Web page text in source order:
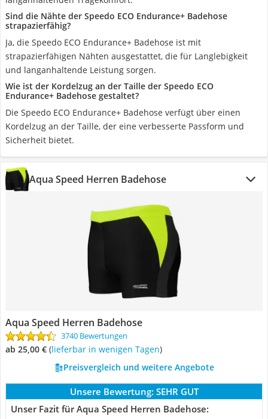
Sind die Nähte der Speedo ECO Endurance+ Badehose
strapazierfähig?
Ja, die Speedo ECO Endurance+ Badehose ist mit
strapazierfähigen Nähten ausgestattet, die für Langlebigkeit
und langanhaltende Leistung sorgen.
Wie ist der Kordelzug an der Taille der Speedo ECO
Endurance+ Badehose gestaltet?
Die Speedo ECO Endurance+ Badehose verfügt über einen
Kordelzug an der Taille, der eine verbesserte Passform und
Sicherheit bietet.
Aqua Speed Herren Badehose
Aqua Speed Herren Badehose
3740 Bewertungen
ab 25,00 € ( Lieferbar in wenigen Tagen)
Preisvergleich und weitere Angebote
Unsere Bewertung: SEHR GUT
Unser Fazit für Aqua Speed Herren Badehose: